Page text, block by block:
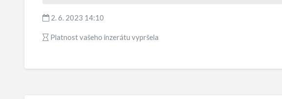
2. 6. 2023 14:10
Platnost vašeho inzerátu vypršela